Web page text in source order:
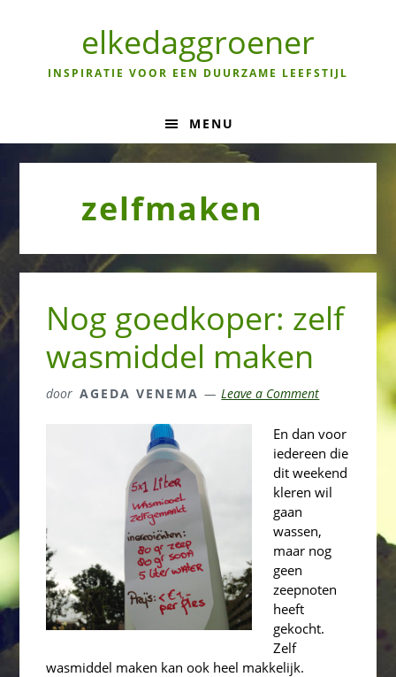
navigation
elkedaggroener
INSPIRATIE VOOR EEN DUURZAME LEEFSTIJL
MENU
zelfmaken
Nog goedkoper: zelf
wasmiddel maken
door AGEDA VENEMA Leave a Comment
En dan voor
iedereen die
dit weekend
kleren wil
gaan
wassen,
maar nog
geen
zeepnoten
heeft
gekocht.
Zelf
wasmiddel maken kan ook heel makkelijk.